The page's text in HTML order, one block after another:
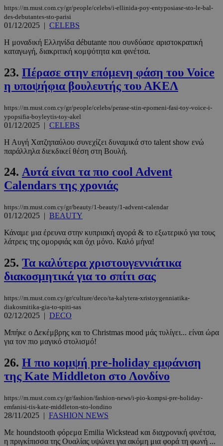
https://m.must.com.cy/gr/people/celebs/i-ellinida-poy-entyposiase-sto-le-bal-
des-debutantes-sto-parisi
01/12/2025 | CELEBS
Η μοναδική Ελληνίδα débutante που συνδύασε αριστοκρατική
καταγωγή, διακριτική κομψότητα και φινέτσα.
23. Πέρασε στην επόμενη φάση του Voice
η υποψήφια βουλευτής του ΑΚΕΛ
https://m.must.com.cy/gr/people/celebs/perase-stin-epomeni-fasi-toy-voice-i-
ypopsifia-boyleytis-toy-akel
01/12/2025 | CELEBS
Η Αυγή Χατζηπαύλου συνεχίζει δυναμικά στο talent show ενώ
παράλληλα διεκδικεί θέση στη Βουλή.
24. Αυτά είναι τα πιο cool Advent
Calendars της χρονιάς
https://m.must.com.cy/gr/beauty/1-beauty/1-advent-calendar
01/12/2025 | BEAUTY
Κάναμε μια έρευνα στην κυπριακή αγορά & το εξωτερικό για τους
λάτρεις της ομορφιάς και όχι μόνο. Καλό μήνα!
25. Τα καλύτερα χριστουγεννιάτικα
διακοσμητικά για το σπίτι σας
https://m.must.com.cy/gr/culture/deco/ta-kalytera-xristoygenniatika-
diakosmitika-gia-to-spiti-sas
02/12/2025 | DECO
Μπήκε ο Δεκέμβρης και το Christmas mood μάς τυλίγει... είναι ώρα
για τον πιο μαγικό στολισμό!
26. Η πιο κομψή pre-holiday εμφάνιση
της Kate Middleton στο Λονδίνο
https://m.must.com.cy/gr/fashion/fashion-news/i-pio-kompsi-pre-holiday-
emfanisi-tis-kate-middleton-sto-londino
28/11/2025 | FASHION NEWS
Με houndstooth φόρεμα Emilia Wickstead και διαχρονική φινέτσα,
η πριγκίπισσα της Ουαλίας υψώνει για ακόμη μια φορά τη φωνή ...
LangCookie www.must.com.cy
www.must.com.cy
2 μέρες
.entelia-
adserver.com
www.must.com.cy